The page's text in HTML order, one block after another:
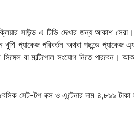
সাউন্ড এ টিভি দেখার জন্য আকাশ
প্যাকেজ পরিবর্তন অথবা পছন্ডে প্যাকেজ
বা মাল্টিপোল সংযোগ নিতে পারবেন।
সেট-টপ বক্স ও এন্টেনার দাম ৪,৮৯৯ টাকা